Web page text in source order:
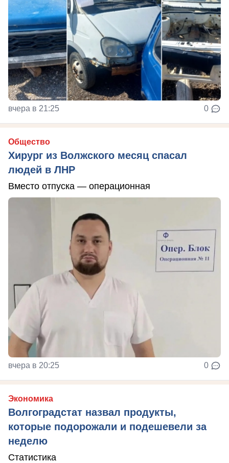
вчера в 21:25 0
Общество
Хирург из Волжского месяц спасал
людей в ЛНР
Вместо отпуска — операционная
вчера в 20:25 0
Экономика
Волгоградстат назвал продукты,
которые подорожали и подешевели за
неделю
Статистика